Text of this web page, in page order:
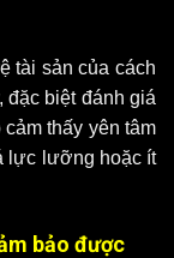
tài sản của cách
đặc biệt đánh giá
thấy yên tâm
lực lưỡng hoặc ít
bảo được